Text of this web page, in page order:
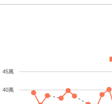
40萬
45萬